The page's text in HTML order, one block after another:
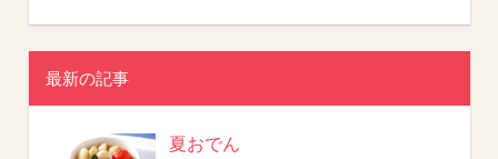
最新の記事
夏おでん